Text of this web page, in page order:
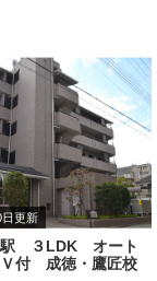
日更新
眺望とグレード感
ンション